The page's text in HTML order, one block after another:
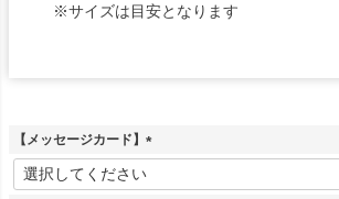
※サイズは目安となります
【メッセージカード】
(